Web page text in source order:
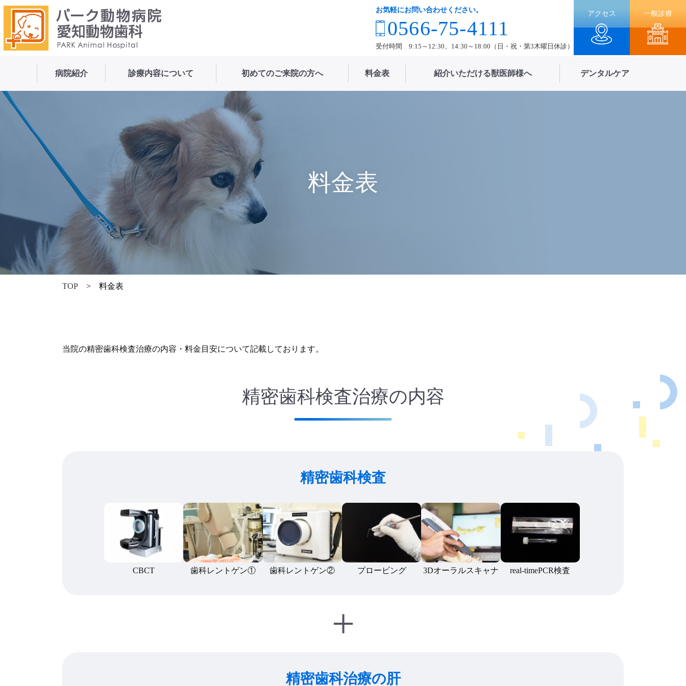
お気軽にお問い合わせください。
0566-75-4111
受付時間 9:15～12:30、14:30～18:00（日・祝・第3木曜日休診）
アクセス 一般診療
病院紹介 診療内容について 初めてのご来院の方へ 料金表 紹介いただける獣医師様へ デンタルケア
料金表
TOP 料金表
当院の精密歯科検査治療の内容・料金目安について記載しております。
精密歯科検査治療の内容
精密歯科検査
CBCT 歯科レントゲン① 歯科レントゲン② プロービング 3Dオーラルスキャナ real-timePCR検査
+
精密歯科治療の肝